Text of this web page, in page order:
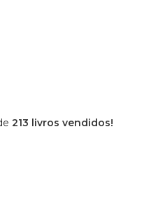
213 livros vendidos!